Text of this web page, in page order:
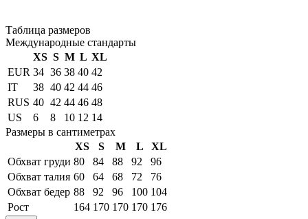
Таблица размеров
Международные стандарты
XS S M L XL
EUR 34 36 38 40 42
IT
38 40 42 44 46
RUS 40 42 44 46 48
US
6 8 10 12 14
Размеры в сантиметрах
XS
S M L
XL
Обхват груди 80 84 88 92
96
Обхват талия 60 64 68 72
76
Обхват бедер 88 92 96 100 104
Рост
164 170 170 170 176